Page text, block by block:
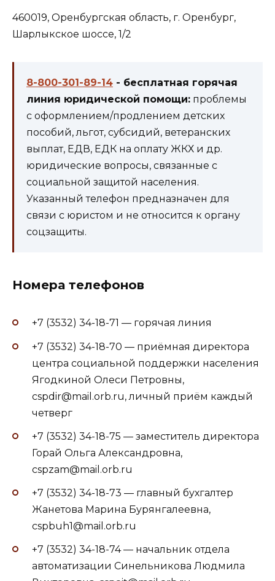
460019, Оренбургская область, г. Оренбург,
Шарлыкское шоссе, 1/2
8-800-301-89-14 - бесплатная горячая
линия юридической помощи: проблемы
с оформлением/продлением детских
пособий, льгот, субсидий, ветеранских
выплат, ЕДВ, ЕДК на оплату ЖКХ и др.
юридические вопросы, связанные с
социальной защитой населения.
Указанный телефон предназначен для
связи с юристом и не относится к органу
соцзащиты.
Номера телефонов
+7 (3532) 34-18-71 — горячая линия
+7 (3532) 34-18-70 — приёмная директора
центра социальной поддержки населения
Ягодкиной Олеси Петровны,
cspdir@mail.orb.ru, личный приём каждый
четверг
+7 (3532) 34-18-75 — заместитель директора
Горай Ольга Александровна,
cspzam@mail.orb.ru
+7 (3532) 34-18-73 — главный бухгалтер
Жанетова Марина Бурянгалеевна,
cspbuh1@mail.orb.ru
+7 (3532) 34-18-74 — начальник отдела
автоматизации Синельникова Людмила